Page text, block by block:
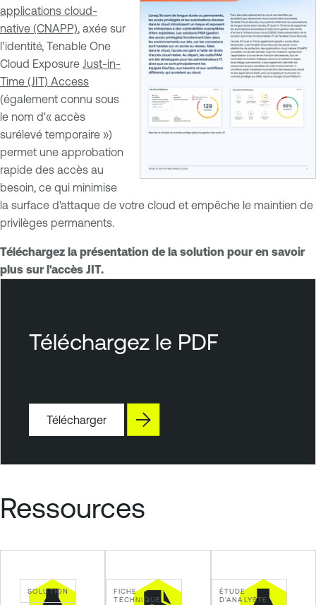
applications cloud-
native (CNAPP), axée sur
l'identité, Tenable One
Cloud Exposure Just-in-
Time (JIT) Access
(également connu sous
le nom d'« accès
surélevé temporaire »)
permet une approbation
rapide des accès au
besoin, ce qui minimise
la surface d'attaque de votre cloud et empêche le maintien de
privilèges permanents.
Téléchargez la présentation de la solution pour en savoir
plus sur l'accès JIT.
n
e
l
S
r
i
Téléchargez le PDF
Télécharger
Ressources
SOLUTION
FICHE
TECHNIQUE
ÉTUDE
D'ANALYSTE